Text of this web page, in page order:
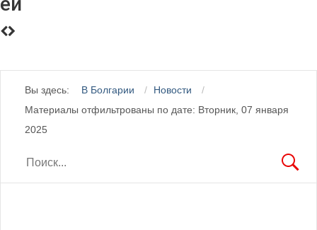
Вы здесь: В Болгарии
Новости
Материалы отфильтрованы по дате: Вторник, 07 января
2025